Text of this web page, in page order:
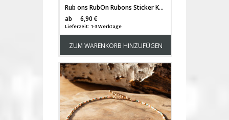
Rub ons RubOn Rubons Sticker Kätzchen süße Katzensticker Katzen cats Tiere Din lang Bogen rb75
ab
6,90 €
Lieferzeit: 1-3 Werktage
ZUM WARENKORB HINZUFÜGEN